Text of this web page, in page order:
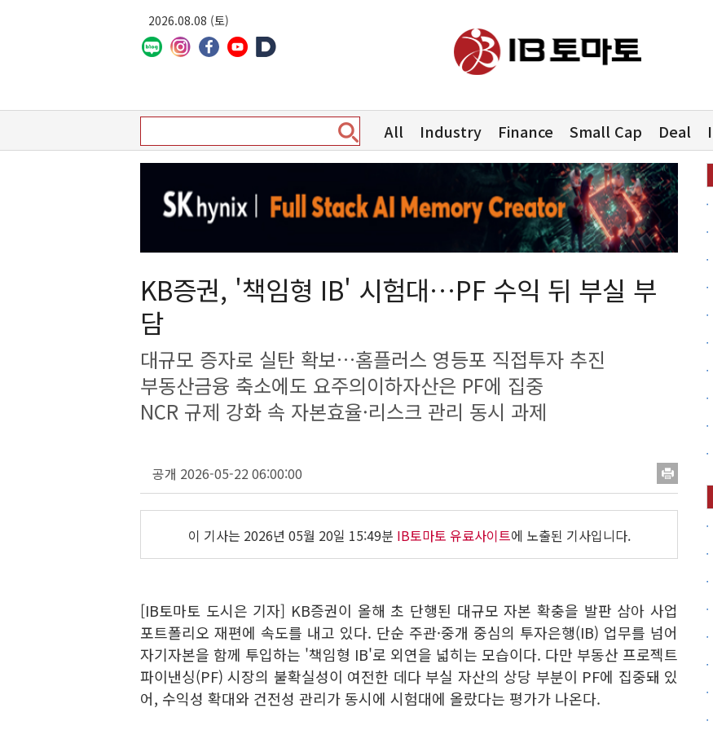
2026.08.08 (토)
All Industry Finance Small Cap Deal
KB증권, '책임형 IB' 시험대…PF 수익 뒤 부실 부
담
대규모 증자로 실탄 확보…홈플러스 영등포 직접투자 추진
부동산금융 축소에도 요주의이하자산은 PF에 집중
NCR 규제 강화 속 자본효율·리스크 관리 동시 과제
공개 2026-05-22 06:00:00
이 기사는 2026년 05월 20일 15:49분 IB토마토 유료사이트에 노출된 기사입니다.
[IB토마토 도시은 기자] KB증권이 올해 초 단행된 대규모 자본 확충을 발판 삼아 사업
포트폴리오 재편에 속도를 내고 있다. 단순 주관·중개 중심의 투자은행(IB) 업무를 넘어
자기자본을 함께 투입하는 '책임형 IB'로 외연을 넓히는 모습이다. 다만 부동산 프로젝트
파이낸싱(PF) 시장의 불확실성이 여전한 데다 부실 자산의 상당 부분이 PF에 집중돼 있
어, 수익성 확대와 건전성 관리가 동시에 시험대에 올랐다는 평가가 나온다.